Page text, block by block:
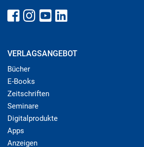
VERLAGSANGEBOT
Bücher
E-Books
Zeitschriften
Seminare
Digitalprodukte
Apps
Anzeigen